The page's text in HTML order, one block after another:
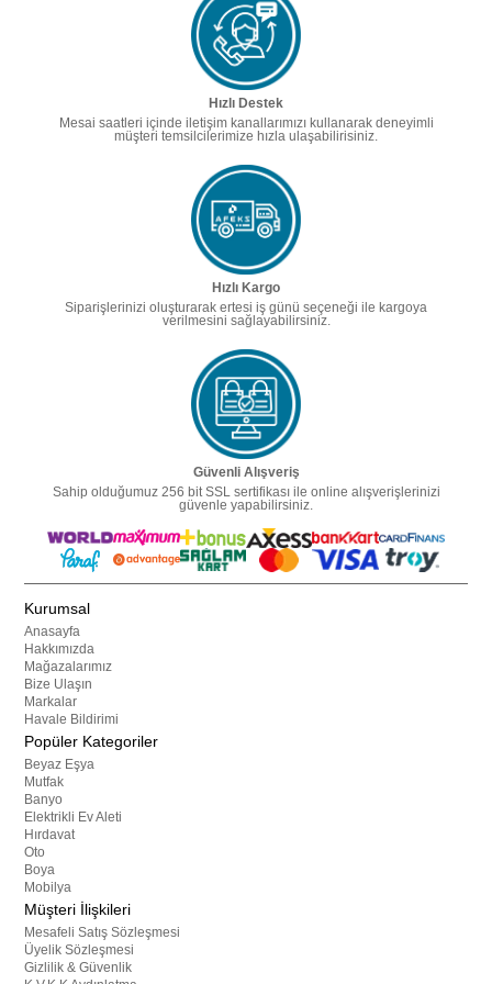
Hızlı Destek
Mesai saatleri içinde iletişim kanallarımızı kullanarak deneyimli
müşteri temsilcilerimize hızla ulaşabilirisiniz.
Hızlı Kargo
Siparişlerinizi oluşturarak ertesi iş günü seçeneği ile kargoya
verilmesini sağlayabilirsiniz.
Güvenli Alışveriş
Sahip olduğumuz 256 bit SSL sertifikası ile online alışverişlerinizi
güvenle yapabilirsiniz.
Kurumsal
Anasayfa
Hakkımızda
Mağazalarımız
Bize Ulaşın
Markalar
Havale Bildirimi
Popüler Kategoriler
Beyaz Eşya
Mutfak
Banyo
Elektrikli Ev Aleti
Hırdavat
Oto
Boya
Mobilya
Müşteri İlişkileri
Mesafeli Satış Sözleşmesi
Üyelik Sözleşmesi
Gizlilik & Güvenlik